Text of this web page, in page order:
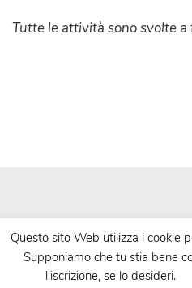
Tutte le attività sono svolte
| Powered byWordPress|
Questo sito Web utilizza i cookie
Supponiamo che tu stia bene
l'iscrizione, se lo desideri.